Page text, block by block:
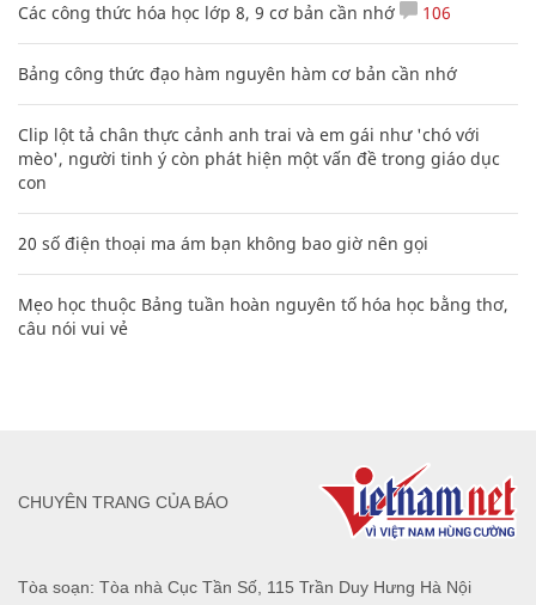
Các công thức hóa học lớp 8, 9 cơ bản cần nhớ 106
Bảng công thức đạo hàm nguyên hàm cơ bản cần nhớ
Clip lột tả chân thực cảnh anh trai và em gái như 'chó với
mèo', người tinh ý còn phát hiện một vấn đề trong giáo dục
con
20 số điện thoại ma ám bạn không bao giờ nên gọi
Mẹo học thuộc Bảng tuần hoàn nguyên tố hóa học bằng thơ,
câu nói vui vẻ
Tòa soạn: Tòa nhà Cục Tần Số, 115 Trần Duy Hưng Hà Nội
CHUYÊN TRANG CỦA BÁO